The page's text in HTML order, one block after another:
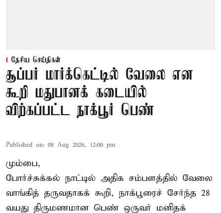
தேசிய செய்திகள்
சூப்பர் மார்க்கெட்டில் வேலை என
கூறி மதுபானக் கடையில்
விற்கப்பட்ட நாக்பூர் பெண்
Published on: 08 Aug 2026, 12:00 pm
மும்பை,
போர்ச்சுக்கல் நாட்டில் அதிக சம்பளத்தில் வேலை
வாங்கித் தருவதாகக் கூறி, நாக்பூரைச் சேர்ந்த 28
வயது திருமணமான பெண் ஒருவர் மனிதக்